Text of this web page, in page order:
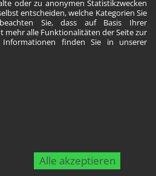
oder zu anonymen Statistikzwecken
entscheiden, welche Kategorien Sie
Sie, dass auf Basis Ihrer
mehr alle Funktionalitäten der Seite zur
Informationen finden Sie in unserer
Alle akzeptieren